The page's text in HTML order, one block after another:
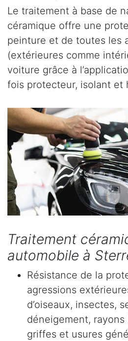
Le traitement à base de
céramique offre une
peinture et de toutes les
(extérieures comme
voiture grâce à
fois protecteur, isolant et
Traitement
automobile à
Résistance de la
agressions
d’oiseaux, insectes,
déneigement, rayons
griffes et usures